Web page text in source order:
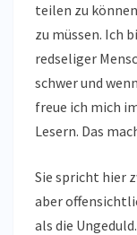
teilen zu
zu müssen. Ich
redseliger
schwer und
freue ich mich
Lesern. Das
Sie spricht hier
aber
als die Ungeduld.